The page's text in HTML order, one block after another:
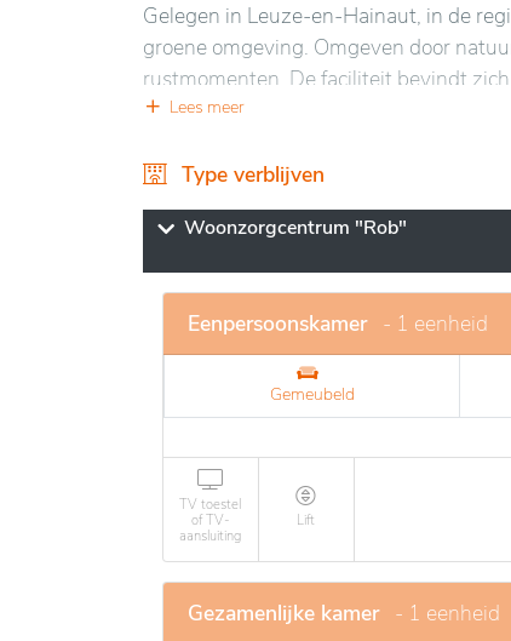
Gelegen in Leuze-en-Hainaut, in de
groene omgeving. Omgeven door
rustmomenten. De faciliteit bevindt
omliggende natuur.
De voorzieningen zijn modern en
wordt veel aandacht besteed aan het
activiteiten en specifieke
vergemakkelijkt de toegang tot
vriendelijke sfeer, wat bijdraagt aan
Lees meer
Type verblijven
Woonzorgcentrum "Rob"
Eenpersoonskamer - 1 eenheid
Gemeubeld
TV toestel
of TV-
aansluiting
Lift
Gezamenlijke kamer - 1 eenheid